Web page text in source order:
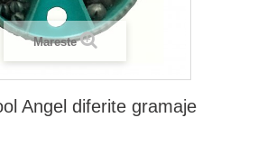
Mareste
Angel diferite gramaje